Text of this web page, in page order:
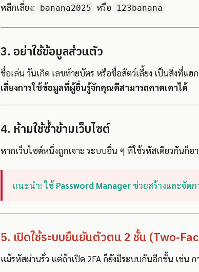
หลีกเลี่ยง: banana2025 หรือ 123banana
3. อย่าใช้ข้อมูลส่วนตัว
ชื่อเล่น วันเกิด เลขท้ายบัตร หรือชื่อสัตว์เลี้ยง เป็นสิ่งที่แฮก
เลี่ยงการใช้ข้อมูลที่ผู้อื่นรู้จักคุณดีสามารถคาดเดาได้
4. ห้ามใช้ซ้ำข้ามเว็บไซต์
หากเว็บไซต์หนึ่งถูกเจาะ ระบบอื่น ๆ ที่ใช้รหัสเดียวกันก็อ
แนะนำ: ใช้ Password Manager ช่วยสร้างและจัด
5. เปิดใช้ระบบยืนยันตัวตน 2 ชั้น (Two-
แม้รหัสผ่านรั่ว แต่ถ้าเปิด 2FA ก็ยังมีระบบกันอีกชั้น เช่น